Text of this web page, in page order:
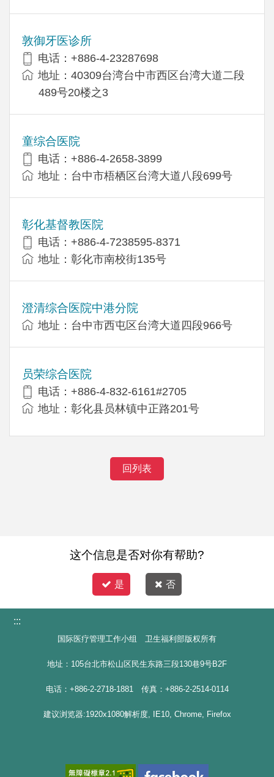
敦御牙医诊所
电话：+886-4-23287698
地址：40309台湾台中市西区台湾大道二段
489号20楼之3
童综合医院
电话：+886-4-2658-3899
地址：台中市梧栖区台湾大道八段699号
彰化基督教医院
电话：+886-4-7238595-8371
地址：彰化市南校街135号
澄清综合医院中港分院
地址：台中市西屯区台湾大道四段966号
员荣综合医院
电话：+886-4-832-6161#2705
地址：彰化县员林镇中正路201号
回列表
这个信息是否对你有帮助?
是 否
:::
国际医疗管理工作小组 卫生福利部版权所有
地址：105台北市松山区民生东路三段130巷9号B2F
电话：+886-2-2718-1881 传真：+886-2-2514-0114
建议浏览器:1920x1080解析度, IE10, Chrome, Firefox